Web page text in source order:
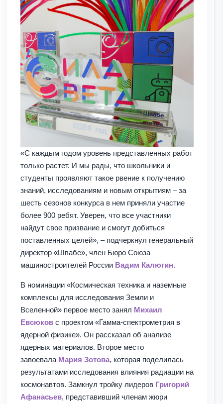
«С каждым годом уровень представленных работ
только растет. И мы рады, что школьники и
студенты проявляют такое рвение к получению
знаний, исследованиям и новым открытиям – за
шесть сезонов конкурса в нем приняли участие
более 900 ребят. Уверен, что все участники
найдут свое призвание и смогут добиться
поставленных целей», – подчеркнул генеральный
директор «Швабе», член Бюро Союза
машиностроителей России Вадим Калюгин.
В номинации «Космическая техника и наземные
комплексы для исследования Земли и
Вселенной» первое место занял Михаил
Евсюков с проектом «Гамма-спектрометрия в
ядерной физике». Он рассказал об анализе
ядерных материалов. Второе место
завоевала Мария Зотова, которая поделилась
результатами исследования влияния радиации на
космонавтов. Замкнул тройку лидеров Григорий
Афанасьев, представивший членам жюри